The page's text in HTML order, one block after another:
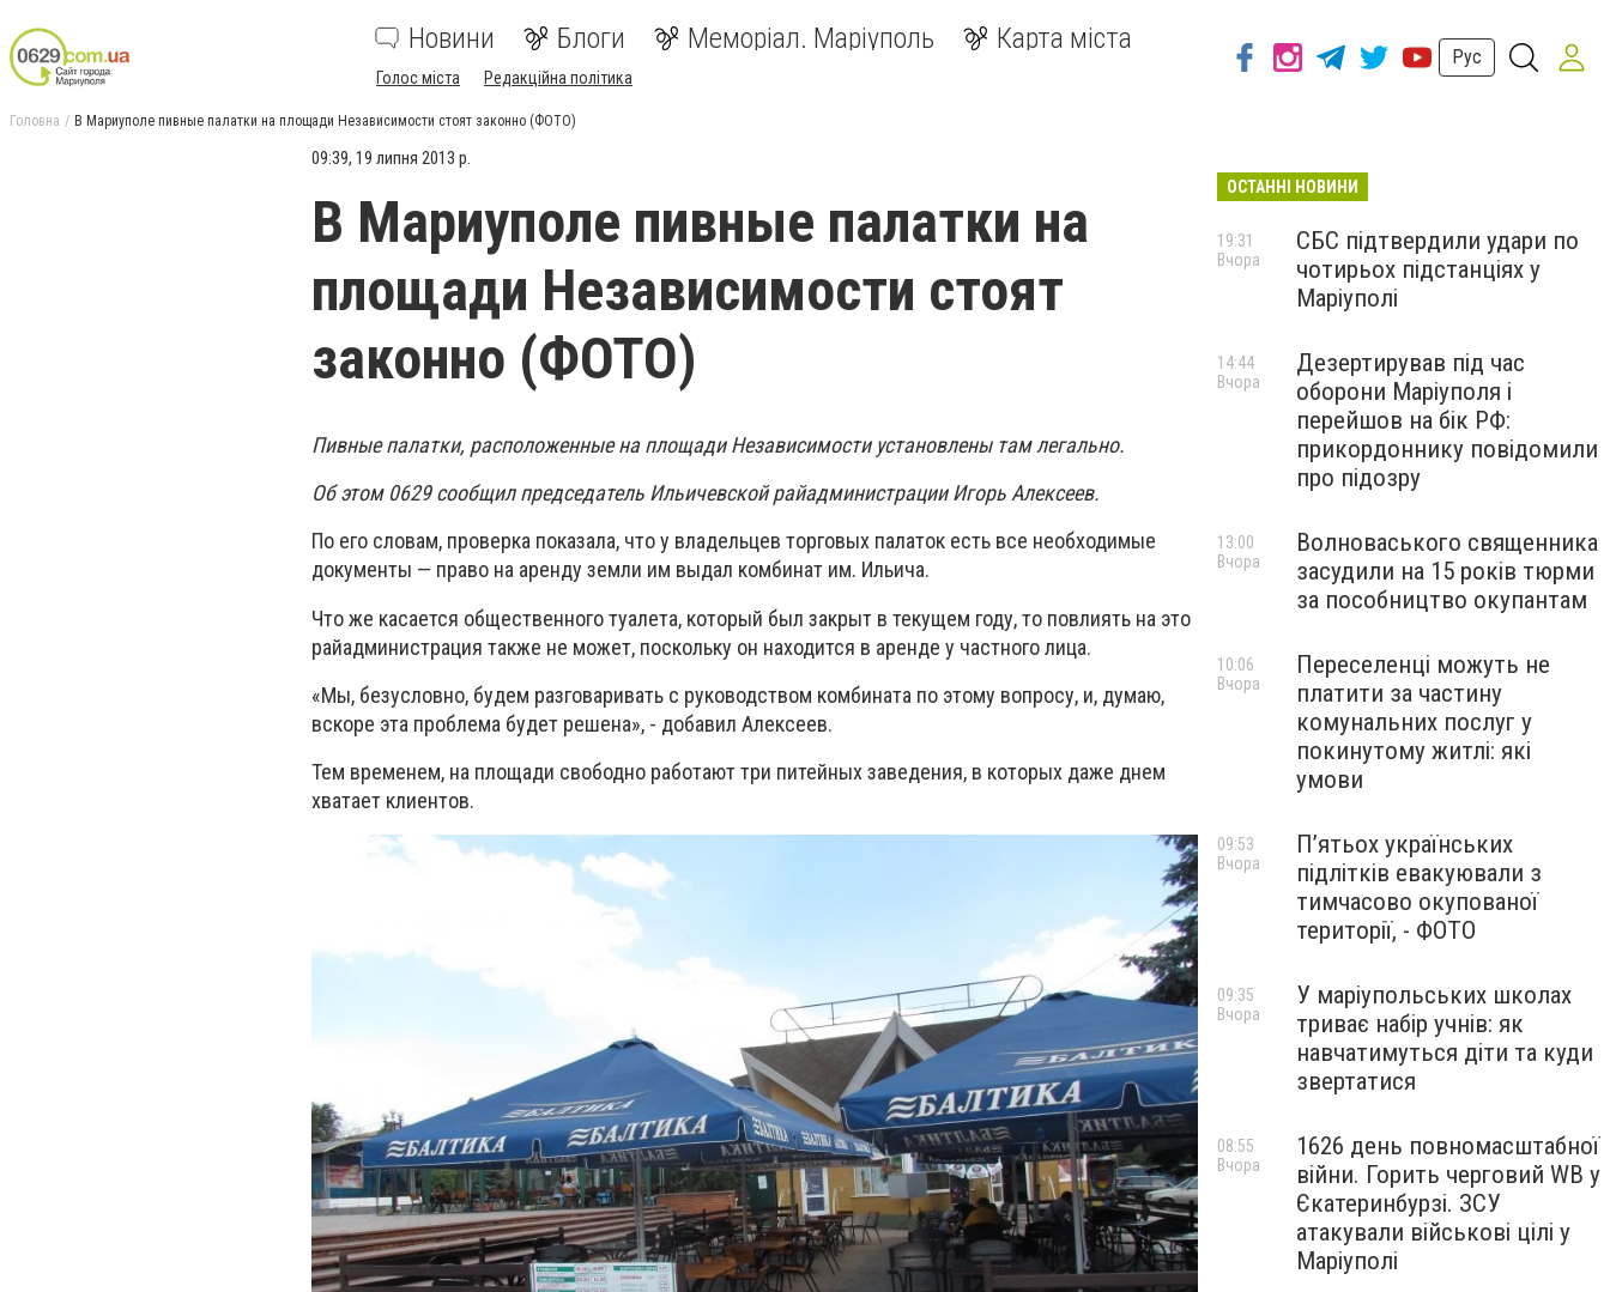
Новини Блоги Меморіал. Маріуполь Карта міста
Голос міста Редакційна політика
Рус
Головна В Мариуполе пивные палатки на площади Независимости стоят законно (ФОТО)
09:39, 19 липня 2013 р.
В Мариуполе пивные палатки на
площади Независимости стоят
законно (ФОТО)
Пивные палатки, расположенные на площади Независимости установлены там легально.
Об этом 0629 сообщил председатель Ильичевской райадминистрации Игорь Алексеев.
По его словам, проверка показала, что у владельцев торговых палаток есть все необходимые
документы — право на аренду земли им выдал комбинат им. Ильича.
Что же касается общественного туалета, который был закрыт в текущем году, то повлиять на это
райадминистрация также не может, поскольку он находится в аренде у частного лица.
«Мы, безусловно, будем разговаривать с руководством комбината по этому вопросу, и, думаю,
вскоре эта проблема будет решена», - добавил Алексеев.
Тем временем, на площади свободно работают три питейных заведения, в которых даже днем
хватает клиентов.
ОСТАННІ НОВИНИ
СБС підтвердили удари по
чотирьох підстанціях у
Маріуполі
19:31
Вчора
Дезертирував під час
оборони Маріуполя і
перейшов на бік РФ:
прикордоннику повідомили
про підозру
14:44
Вчора
Волноваського священника
засудили на 15 років тюрми
за пособництво окупантам
13:00
Вчора
Переселенці можуть не
платити за частину
комунальних послуг у
покинутому житлі: які
умови
10:06
Вчора
П’ятьох українських
підлітків евакуювали з
тимчасово окупованої
території, - ФОТО
09:53
Вчора
У маріупольських школах
триває набір учнів: як
навчатимуться діти та куди
звертатися
09:35
Вчора
1626 день повномасштабної
війни. Горить черговий WB у
Єкатеринбурзі. ЗСУ
атакували військові цілі у
Маріуполі
08:55
Вчора